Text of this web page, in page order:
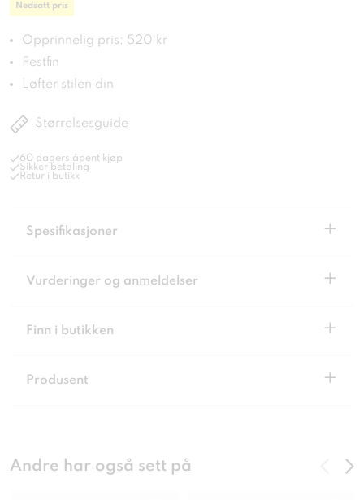
Nedsatt pris
Opprinnelig pris: 520 kr
Festfin
Løfter stilen din
Størrelsesguide
60 dagers åpent kjøp
Sikker betaling
Retur i butikk
Spesifikasjoner +
Vurderinger og anmeldelser +
Finn i butikken +
Produsent +
Andre har også sett på